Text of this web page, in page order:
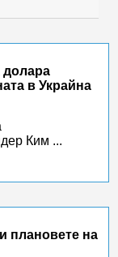
долара
в Украйна
Ким ...
плановете на